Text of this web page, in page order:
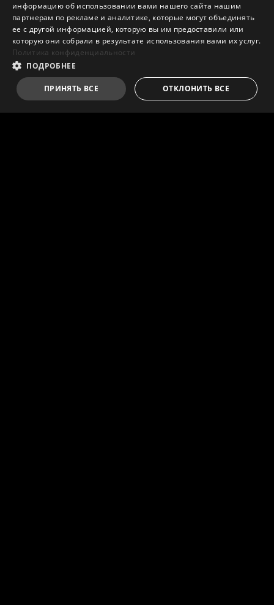
информацию об использовании вами нашего сайта нашим
партнерам по рекламе и аналитике, которые могут объединять
ее с другой информацией, которую вы им предоставили или
которую они собрали в результате использования вами их услуг.
Политика конфиденциальности
ПОДРОБНЕЕ
ПРИНЯТЬ ВСЕ ОТКЛОНИТЬ ВСЕ